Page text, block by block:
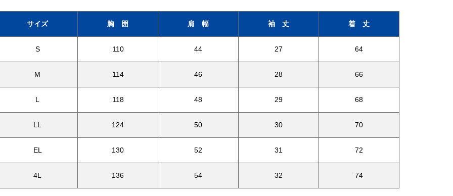
サイズ 胸 囲 肩 幅 袖 丈 着 丈
S 110 44 27 64
M 114 46 28 66
L 118 48 29 68
LL 124 50 30 70
EL 130 52 31 72
4L 136 54 32 74